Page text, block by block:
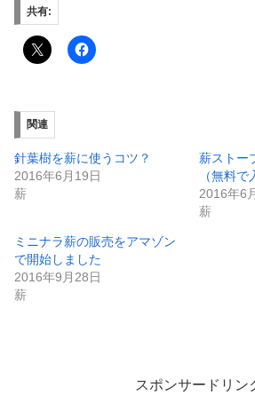
共有:
関連
針葉樹を薪に使うコツ？
2016年6月19日
薪
薪ストー
（無料で
2016年6
薪
ミニナラ薪の販売をアマゾン
で開始しました
2016年9月28日
薪
スポンサードリン